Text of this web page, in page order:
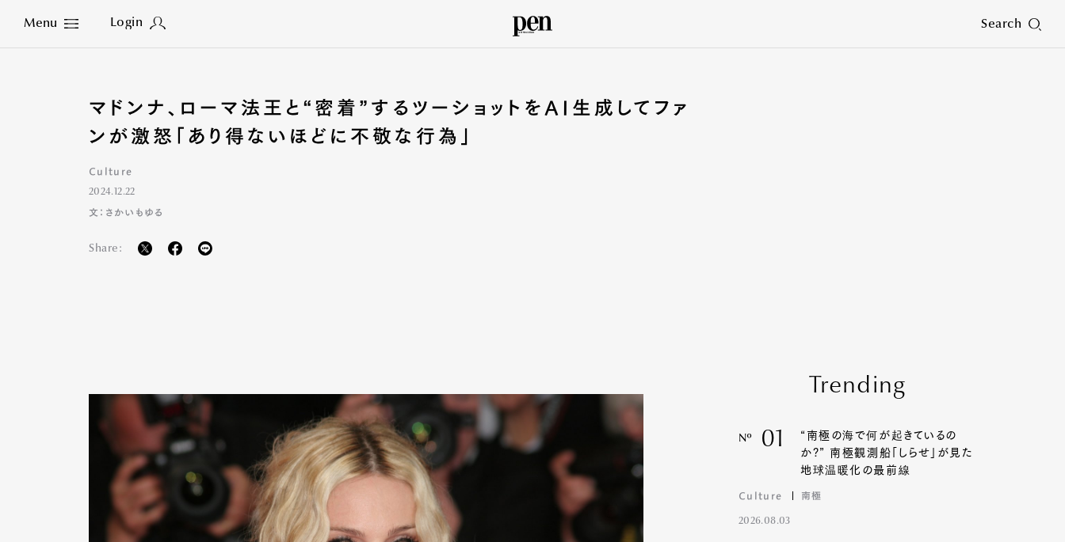
Menu Login Search
Close
マドンナ、ローマ法王と“密着”するツーショットをAI生成してファ
ンが激怒「あり得ないほどに不敬な行為」
Culture
2024.12.22
文：さかいもゆる
Share:
Trending
Nº 01
“南極の海で何が起きているの
か?” 南極観測船「しらせ」が見た
地球温暖化の最前線
Culture 南極
2026.08.03